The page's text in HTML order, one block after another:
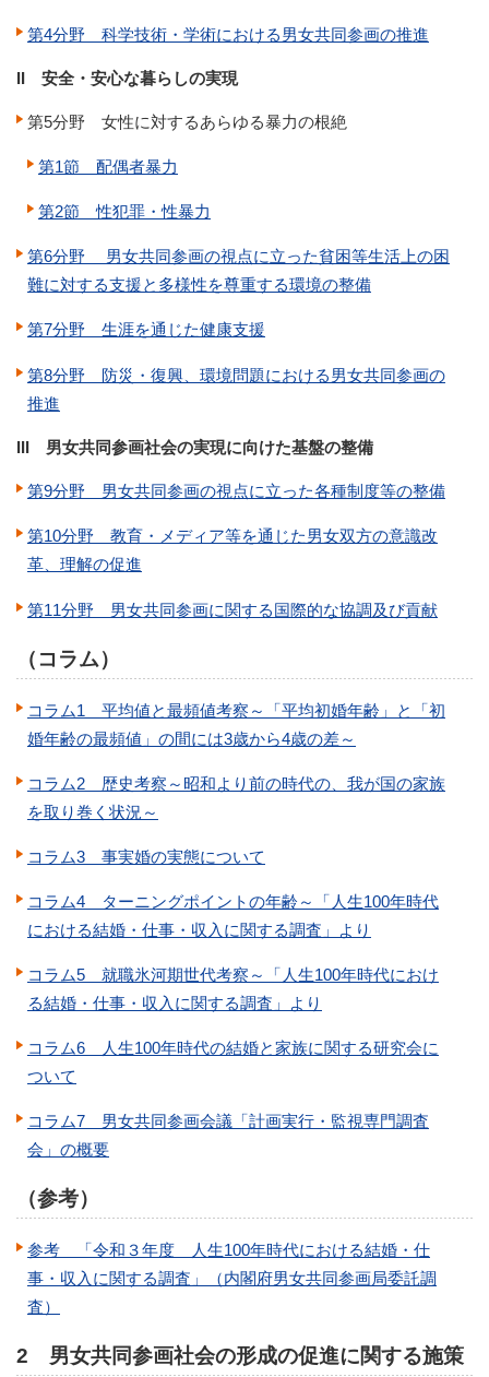
第4分野 科学技術・学術における男女共同参画の推進
II 安全・安心な暮らしの実現
第5分野 女性に対するあらゆる暴力の根絶
第1節 配偶者暴力
第2節 性犯罪・性暴力
第6分野 男女共同参画の視点に立った貧困等生活上の困
難に対する支援と多様性を尊重する環境の整備
第7分野 生涯を通じた健康支援
第8分野 防災・復興、環境問題における男女共同参画の
推進
III 男女共同参画社会の実現に向けた基盤の整備
第9分野 男女共同参画の視点に立った各種制度等の整備
第10分野 教育・メディア等を通じた男女双方の意識改
革、理解の促進
第11分野 男女共同参画に関する国際的な協調及び貢献
（コラム）
コラム1 平均値と最頻値考察～「平均初婚年齢」と「初
婚年齢の最頻値」の間には3歳から4歳の差～
コラム2 歴史考察～昭和より前の時代の、我が国の家族
を取り巻く状況～
コラム3 事実婚の実態について
コラム4 ターニングポイントの年齢～「人生100年時代
における結婚・仕事・収入に関する調査」より
コラム5 就職氷河期世代考察～「人生100年時代におけ
る結婚・仕事・収入に関する調査」より
コラム6 人生100年時代の結婚と家族に関する研究会に
ついて
コラム7 男女共同参画会議「計画実行・監視専門調査
会」の概要
（参考）
参考 「令和３年度 人生100年時代における結婚・仕
事・収入に関する調査」（内閣府男女共同参画局委託調
査）
2 男女共同参画社会の形成の促進に関する施策